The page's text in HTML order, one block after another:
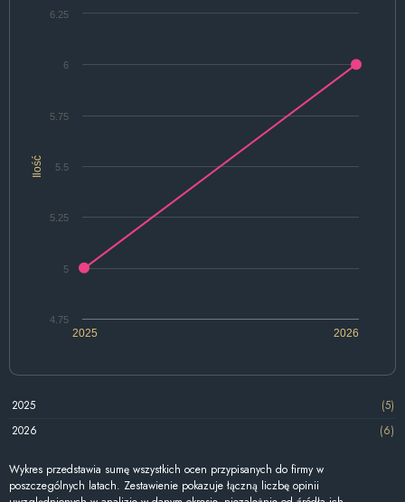
Ilość
2025 2026
4.75
5
5.25
5.5
5.75
6
6.25
2025
(5)
2026
(6)
Wykres przedstawia sumę wszystkich ocen przypisanych do firmy w
poszczególnych latach. Zestawienie pokazuje łączną liczbę opinii